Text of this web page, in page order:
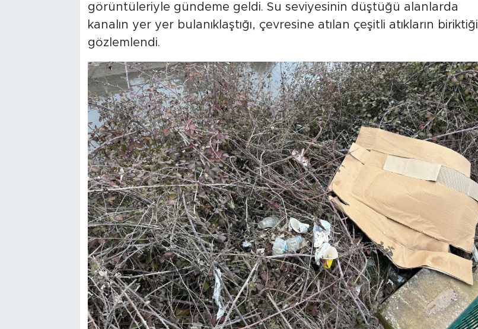
görüntüleriyle gündeme geldi. Su seviyesinin düştüğü alanlarda
kanalın yer yer bulanıklaştığı, çevresine atılan çeşitli atıkların biriktiği
gözlemlendi.